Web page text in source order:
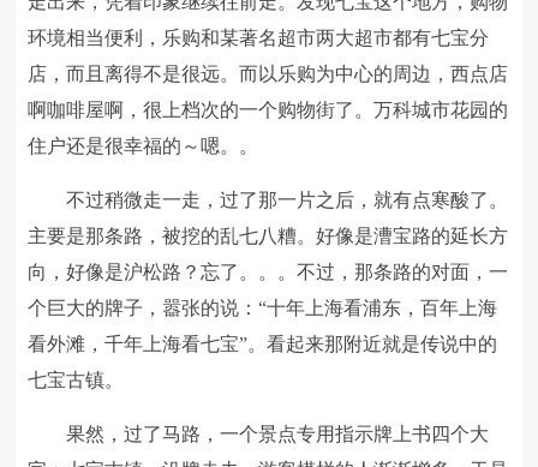
环境相当便利，乐购和某著名超市两大超市都有七宝分
店，而且离得不是很远。而以乐购为中心的周边，西点店
啊咖啡屋啊，很上档次的一个购物街了。万科城市花园的
住户还是很幸福的～嗯。。
不过稍微走一走，过了那一片之后，就有点寒酸了。
主要是那条路，被挖的乱七八糟。好像是漕宝路的延长方
向，好像是沪松路？忘了。。。不过，那条路的对面，一
个巨大的牌子，嚣张的说：“十年上海看浦东，百年上海
看外滩，千年上海看七宝”。看起来那附近就是传说中的
七宝古镇。
果然，过了马路，一个景点专用指示牌上书四个大